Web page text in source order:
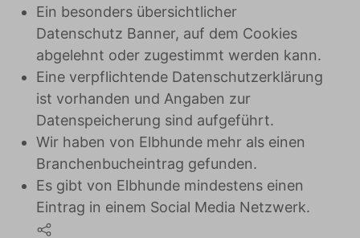
Ein besonders übersichtlicher
Datenschutz Banner, auf dem Cookies
abgelehnt oder zugestimmt werden kann.
Eine verpflichtende Datenschutzerklärung
ist vorhanden und Angaben zur
Datenspeicherung sind aufgeführt.
Wir haben von Elbhunde mehr als einen
Branchenbucheintrag gefunden.
Es gibt von Elbhunde mindestens einen
Eintrag in einem Social Media Netzwerk.